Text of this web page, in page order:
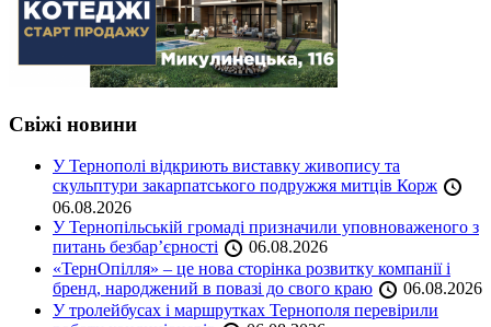
Свіжі новини
У Тернополі відкриють виставку живопису та
скульптури закарпатського подружжя митців Корж
06.08.2026
У Тернопільській громаді призначили уповноваженого з
питань безбар’єрності
06.08.2026
«ТернОпілля» – це нова сторінка розвитку компанії і
бренд, народжений в повазі до свого краю
06.08.2026
У тролейбусах і маршрутках Тернополя перевірили